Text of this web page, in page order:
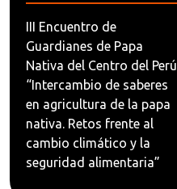
III Encuentro de
Guardianes de Papa
Nativa del Centro del Perú
“Intercambio de saberes
en agricultura de la papa
nativa. Retos frente al
cambio climático y la
seguridad alimentaria”